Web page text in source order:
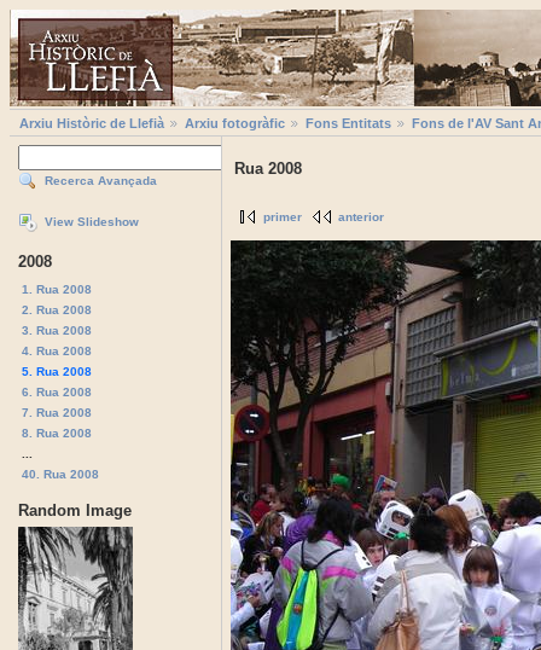
Arxiu Històric de Llefià Arxiu fotogràfic Fons Entitats Fons de l'AV Sant
Recerca Avançada
View Slideshow
2008
1. Rua 2008
2. Rua 2008
3. Rua 2008
4. Rua 2008
5. Rua 2008
6. Rua 2008
7. Rua 2008
8. Rua 2008
40. Rua 2008
Random Image
Rua 2008
primer anterior